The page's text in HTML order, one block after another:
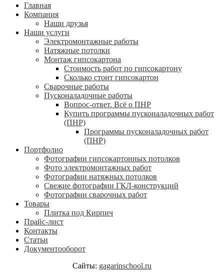
Главная
Компания
Наши друзья
Наши услуги
Электромонтажные работы
Натяжные потолки
Монтаж гипсокартона
Стоимость работ по гипсокартону
Сколько стоит гипсокартон
Сварочные работы
Пусконаладочные работы
Вопрос-ответ. Всё о ПНР
Купить программы пусконаладочных работ
(ПНР)
Программы пусконаладочных работ
(ПНР)
Портфолио
Фотографии гипсокартонных потолков
Фото электромонтажных работ
Фотографии натяжных потолков
Свежие фотографии ГКЛ-конструкций
Фотографии сварочных работ
Товары
Плитка под Кирпич
Прайс-лист
Контакты
Статьи
Документооборот
Сайты: gagarinschool.ru